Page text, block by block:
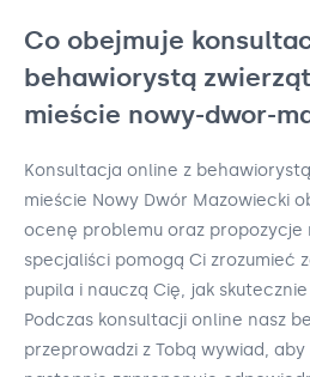
Co obejmuje
behawiorystą
mieście nowy-dwor-
Konsultacja online z
mieście Nowy Dwór Mazowiecki
ocenę problemu oraz propozycje
specjaliści pomogą Ci zrozumieć
pupila i nauczą Cię, jak
Podczas konsultacji online nasz
przeprowadzi z Tobą wywiad,